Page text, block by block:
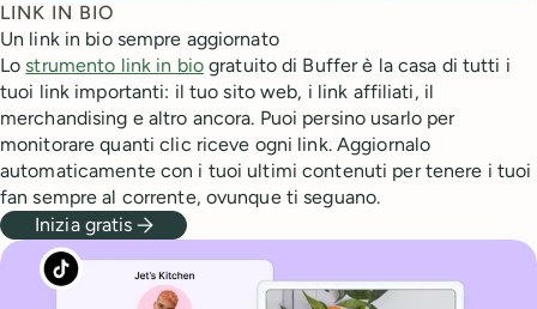
LINK IN BIO
Un link in bio sempre aggiornato
Lostrumento link in biogratuito di Buffer è la casa di tutti i
tuoi link importanti: il tuo sito web, i link affiliati, il
merchandising e altro ancora. Puoi persino usarlo per
monitorare quanti clic riceve ogni link. Aggiornalo
automaticamente con i tuoi ultimi contenuti per tenere i tuoi
fan sempre al corrente, ovunque ti seguano.
Inizia gratis